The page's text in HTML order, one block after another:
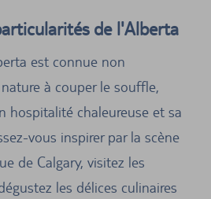
de l'Alberta
est connue non
à couper le souffle,
hospitalité chaleureuse et sa
vous inspirer par la scène
de Calgary, visitez les
les délices culinaires